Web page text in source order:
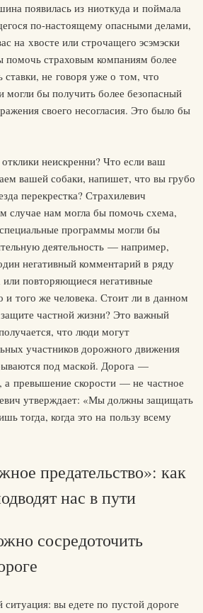
появилась из ниоткуда и поймала
по-настоящему опасными делами,
на хвосте или строчащего эсэмэски
помочь страховым компаниям более
ставки, не говоря уже о том, что
могли бы получить более безопасный
своего несогласия. Это было бы
неискренни? Что если ваш
вашей собаки, напишет, что вы грубо
перекрестка? Страхилевич
случае нам могла бы помочь схема,
программы могли бы
деятельность — например,
негативный комментарий в ряду
повторяющиеся негативные
и того же человека. Стоит ли в данном
частной жизни? Это важный
что люди могут
участников дорожного движения
под маской. Дорога —
а превышение скорости — не частное
утверждает: «Мы должны защищать
тогда, когда это на пользу всему
предательство»: как
нас в пути
сосредоточить
вы едете по пустой дороге